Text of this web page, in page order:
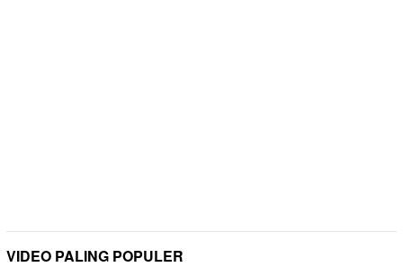
VIDEO PALING POPULER